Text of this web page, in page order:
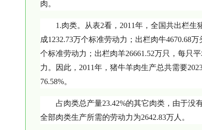
肉。
1.肉类。从表2看，2011年，全国共出栏生
成1232.73万个标准劳动力；出栏肉牛4670.68
个标准劳动力；出栏肉羊26661.52万只，每只
力。因此，2011年，猪牛羊肉生产总共需要
76.58%。
占肉类总产量23.42%的其它肉类，由于
全部肉类生产所需的劳动力为2642.83万人。